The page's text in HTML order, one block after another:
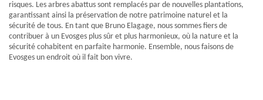
risques. Les arbres abattus sont remplacés par de nouvelles plantations,
garantissant ainsi la préservation de notre patrimoine naturel et la
sécurité de tous. En tant que Bruno Elagage, nous sommes fiers de
contribuer à un Evosges plus sûr et plus harmonieux, où la nature et la
sécurité cohabitent en parfaite harmonie. Ensemble, nous faisons de
Evosges un endroit où il fait bon vivre.